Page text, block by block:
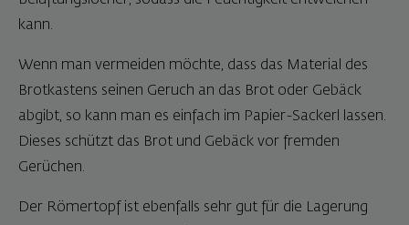
kann.
Wenn man vermeiden möchte, dass das Material des
Brotkastens seinen Geruch an das Brot oder Gebäck
abgibt, so kann man es einfach im Papier-Sackerl lassen.
Dieses schützt das Brot und Gebäck vor fremden
Gerüchen.
Der Römertopf ist ebenfalls sehr gut für die Lagerung